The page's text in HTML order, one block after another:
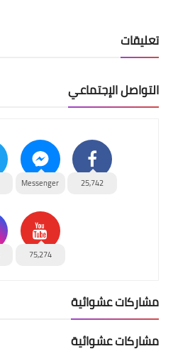
تعليقات
التواصل الإجتماعي
25,742
Messenger
75,274
مشاركات عشوائية
مشاركات عشوائية